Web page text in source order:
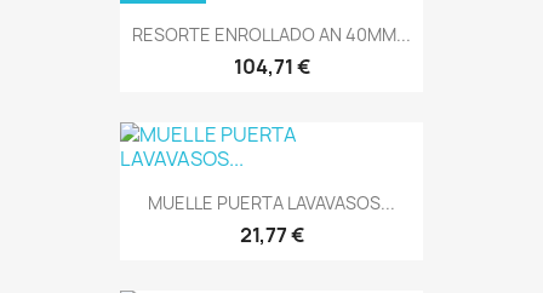
RESORTE ENROLLADO AN 40MM...
104,71 €
MUELLE PUERTA LAVAVASOS...
21,77 €